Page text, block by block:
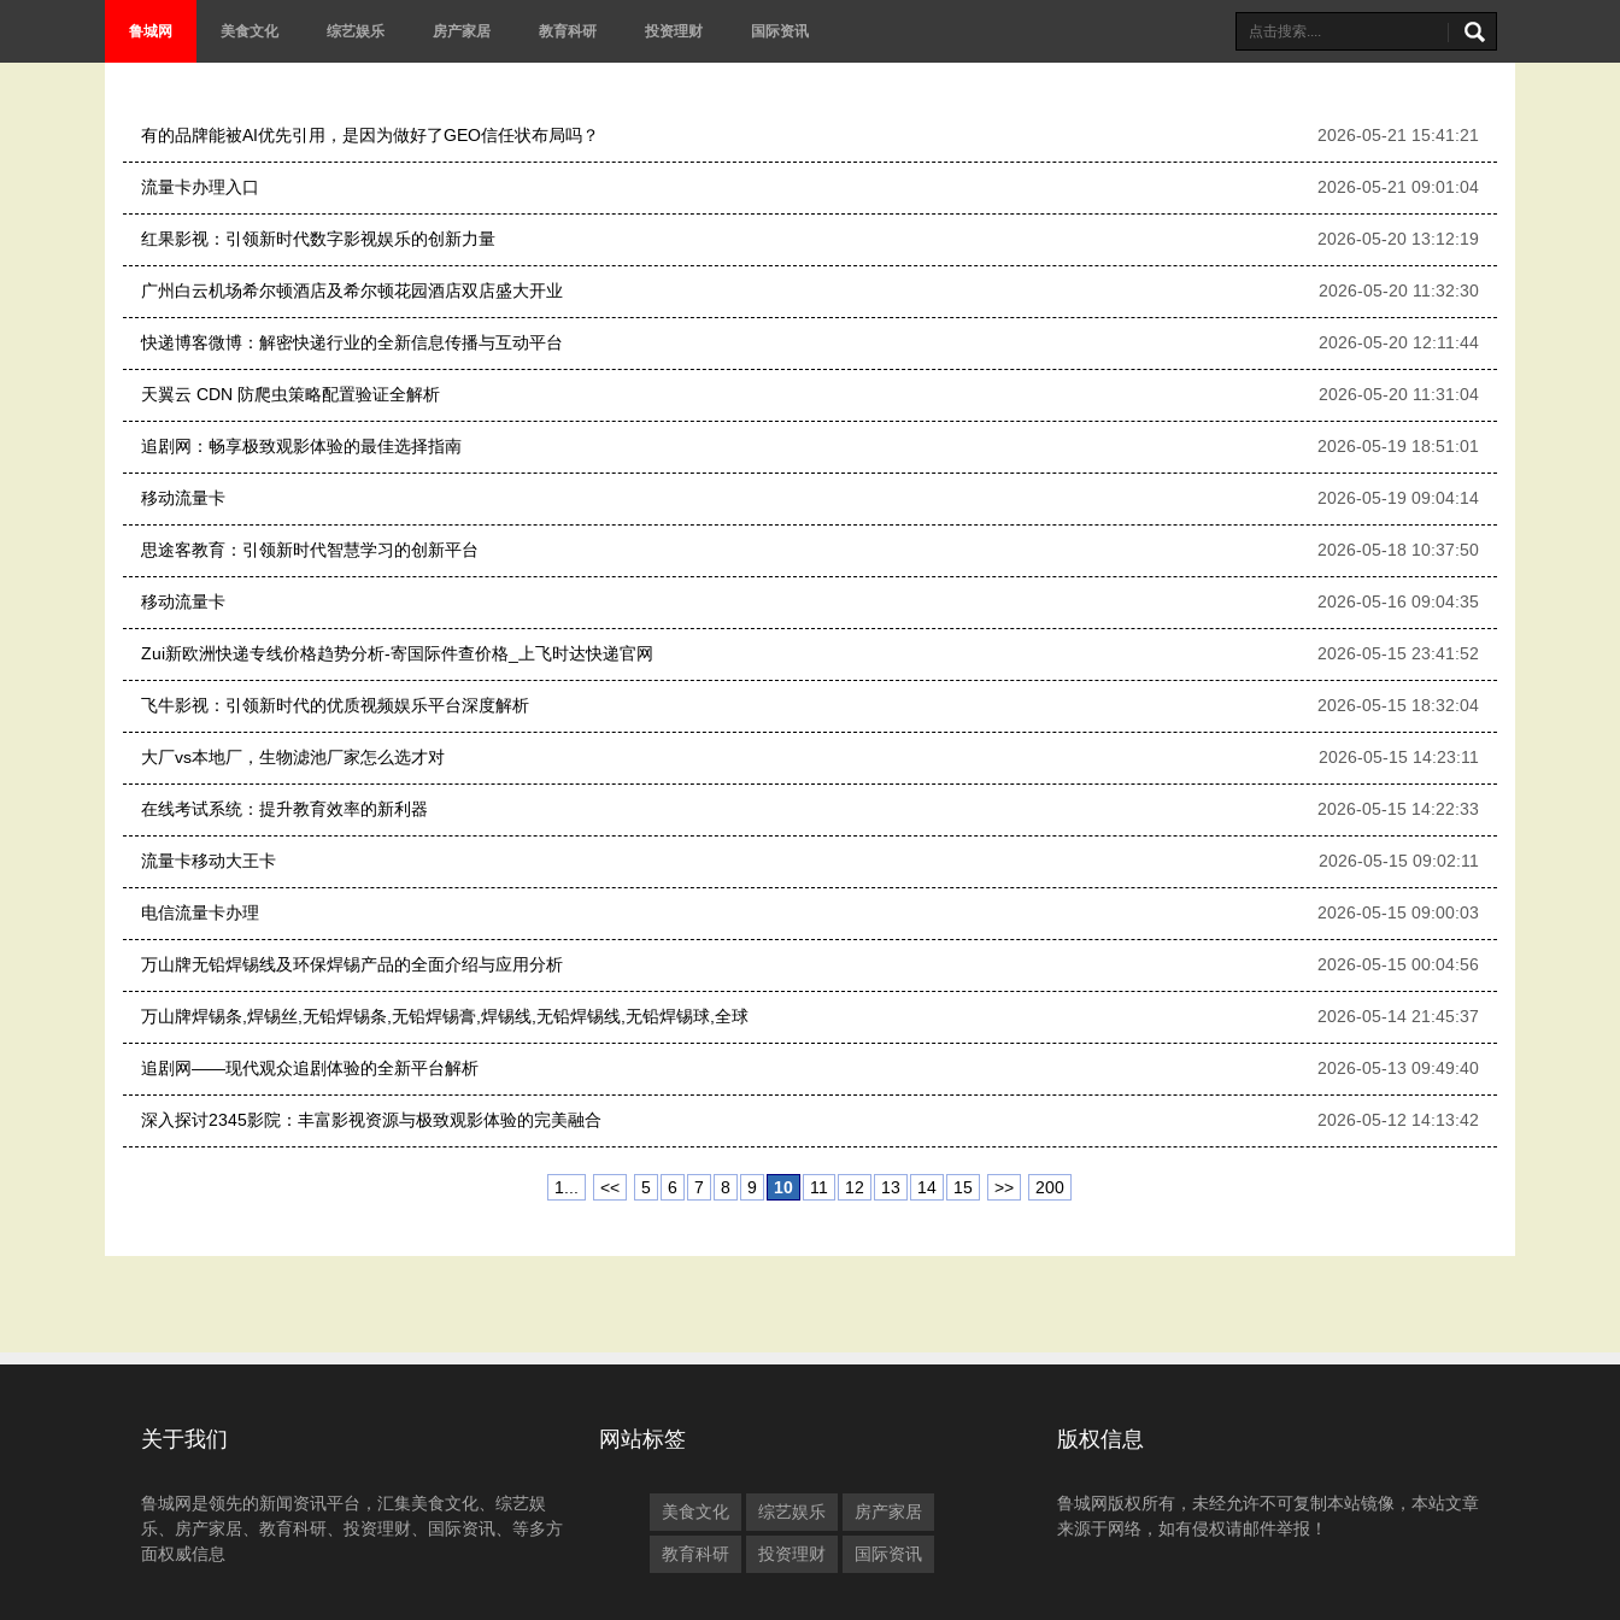
鲁城网 美食文化 综艺娱乐 房产家居 教育科研 投资理财 国际资讯
有的品牌能被AI优先引用，是因为做好了GEO信任状布局吗？ 2026-05-21 15:41:21
流量卡办理入口 2026-05-21 09:01:04
红果影视：引领新时代数字影视娱乐的创新力量 2026-05-20 13:12:19
广州白云机场希尔顿酒店及希尔顿花园酒店双店盛大开业 2026-05-20 11:32:30
快递博客微博：解密快递行业的全新信息传播与互动平台 2026-05-20 12:11:44
天翼云 CDN 防爬虫策略配置验证全解析 2026-05-20 11:31:04
追剧网：畅享极致观影体验的最佳选择指南 2026-05-19 18:51:01
移动流量卡 2026-05-19 09:04:14
思途客教育：引领新时代智慧学习的创新平台 2026-05-18 10:37:50
移动流量卡 2026-05-16 09:04:35
Zui新欧洲快递专线价格趋势分析-寄国际件查价格_上飞时达快递官网 2026-05-15 23:41:52
飞牛影视：引领新时代的优质视频娱乐平台深度解析 2026-05-15 18:32:04
大厂vs本地厂，生物滤池厂家怎么选才对 2026-05-15 14:23:11
在线考试系统：提升教育效率的新利器 2026-05-15 14:22:33
流量卡移动大王卡 2026-05-15 09:02:11
电信流量卡办理 2026-05-15 09:00:03
万山牌无铅焊锡线及环保焊锡产品的全面介绍与应用分析 2026-05-15 00:04:56
万山牌焊锡条,焊锡丝,无铅焊锡条,无铅焊锡膏,焊锡线,无铅焊锡线,无铅焊锡球,全球 2026-05-14 21:45:37
追剧网——现代观众追剧体验的全新平台解析 2026-05-13 09:49:40
深入探讨2345影院：丰富影视资源与极致观影体验的完美融合 2026-05-12 14:13:42
1... << 5 6 7 8 9 10 11 12 13 14 15 >> 200
关于我们
鲁城网是领先的新闻资讯平台，汇集美食文化、综艺娱
乐、房产家居、教育科研、投资理财、国际资讯、等多方
面权威信息
网站标签
美食文化 综艺娱乐 房产家居
教育科研 投资理财 国际资讯
版权信息
鲁城网版权所有，未经允许不可复制本站镜像，本站文章
来源于网络，如有侵权请邮件举报！